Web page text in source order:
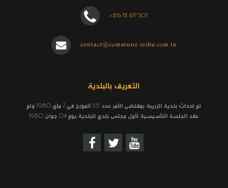
+216 72 677 507
contact@commune-zriba.com.tn
التعريف بالبلدية
تم إحداث بلدية الزريبة بمقتضى الأمر عدد 515 المؤرخ في 7 ماي 1980 وتم
عقد الجلسة التأسيسية لأول مجلس بلدي للبلدية يوم 04 جوان 1980